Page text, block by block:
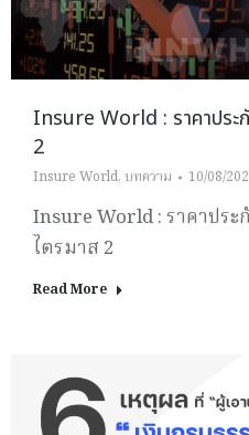
Insure World : ราคาประ
2
Insure World, บทความ 10/08/
Insure World : ราคาประ
ไตรมาส 2
Read More